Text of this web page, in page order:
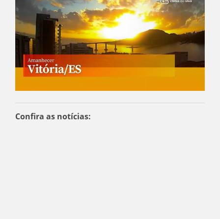
Confira as notícias: